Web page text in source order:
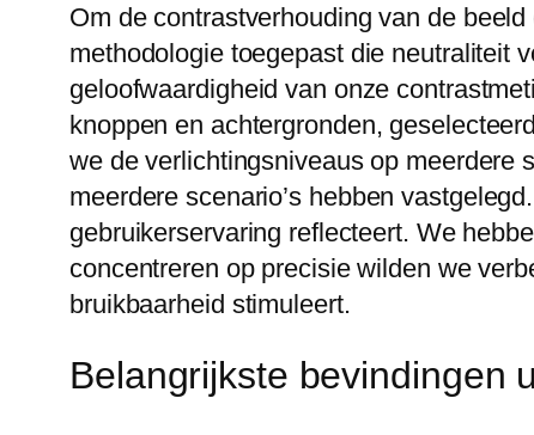
Om de contrastverhouding van de
methodologie toegepast die neutraliteit
geloofwaardigheid van onze
knoppen en achtergronden,
we de verlichtingsniveaus op meerdere
meerdere scenario’s hebben
gebruikerservaring reflecteert. We
concentreren op precisie wilden we
bruikbaarheid stimuleert.
Belangrijkste bevindingen